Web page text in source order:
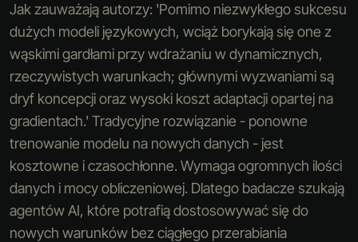
Jak zauważają autorzy: 'Pomimo niezwykłego sukcesu
dużych modeli językowych, wciąż borykają się one z
wąskimi gardłami przy wdrażaniu w dynamicznych,
rzeczywistych warunkach; głównymi wyzwaniami są
dryf koncepcji oraz wysoki koszt adaptacji opartej na
gradientach.' Tradycyjne rozwiązanie - ponowne
trenowanie modelu na nowych danych - jest
kosztowne i czasochłonne. Wymaga ogromnych ilości
danych i mocy obliczeniowej. Dlatego badacze szukają
agentów AI, które potrafią dostosowywać się do
nowych warunków bez ciągłego przerabiania